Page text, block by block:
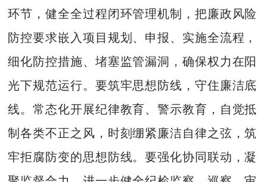
环节，健全全过程闭环管理机制，把廉政风险
防控要求嵌入项目规划、申报、实施全流程，
细化防控措施、堵塞监管漏洞，确保权力在阳
光下规范运行。要筑牢思想防线，守住廉洁底
线。常态化开展纪律教育、警示教育，自觉抵
制各类不正之风，时刻绷紧廉洁自律之弦，筑
牢拒腐防变的思想防线。要强化协同联动，凝